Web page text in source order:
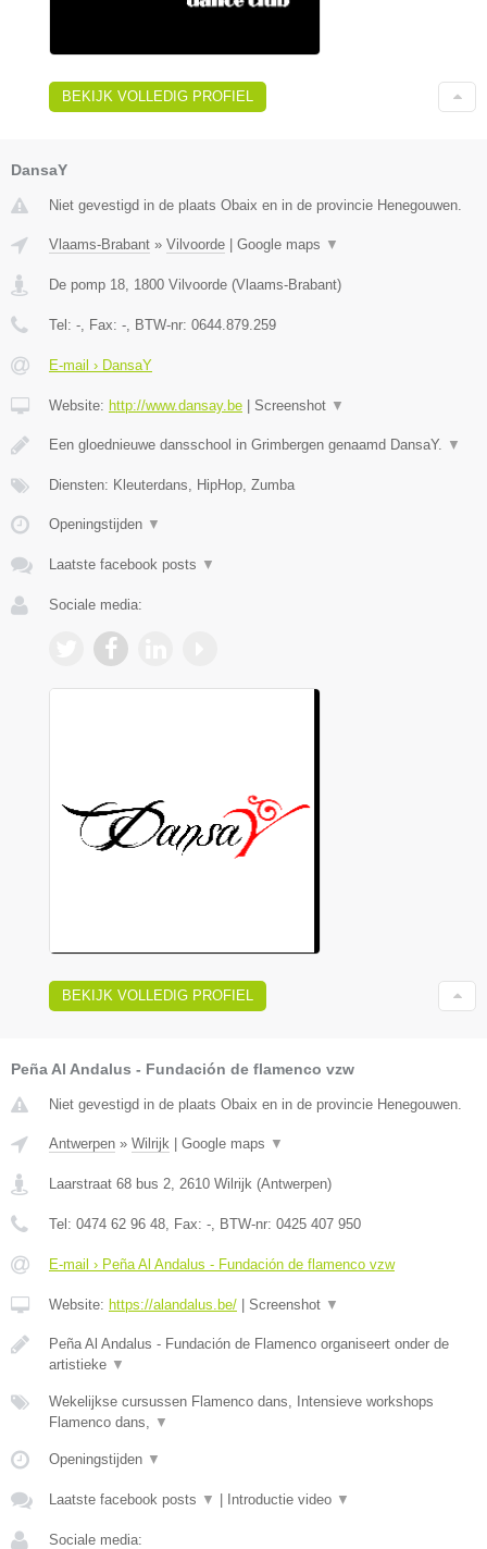
BEKIJK VOLLEDIG PROFIEL
DansaY
Niet gevestigd in de plaats Obaix en in de provincie Henegouwen.
Vlaams-Brabant » Vilvoorde | Google maps ▼
De pomp 18 1800 Vilvoorde (Vlaams-Brabant)
Tel: - , Fax: - , BTW-nr: 0644.879.259
E-mail › DansaY
Website: http://www.dansay.be | Screenshot ▼
Een gloednieuwe dansschool in Grimbergen genaamd DansaY. ▼
Diensten: Kleuterdans, HipHop, Zumba
Openingstijden ▼
Laatste facebook posts ▼
Sociale media:
BEKIJK VOLLEDIG PROFIEL
Peña Al Andalus - Fundación de flamenco vzw
Niet gevestigd in de plaats Obaix en in de provincie Henegouwen.
Antwerpen » Wilrijk | Google maps ▼
Laarstraat 68 bus 2 2610 Wilrijk (Antwerpen)
Tel: 0474 62 96 48 , Fax: - , BTW-nr: 0425 407 950
E-mail › Peña Al Andalus - Fundación de flamenco vzw
Website: https://alandalus.be/ | Screenshot ▼
Peña Al Andalus - Fundación de Flamenco organiseert onder de
artistieke ▼
Wekelijkse cursussen Flamenco dans, Intensieve workshops
Flamenco dans,
▼
Openingstijden ▼
Laatste facebook posts ▼ | Introductie video ▼
Sociale media: